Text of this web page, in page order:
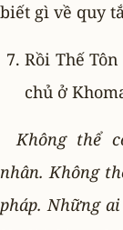
biết gì về quy
Rồi Thế
chủ ở
Không thể
nhân. Không
pháp. Những